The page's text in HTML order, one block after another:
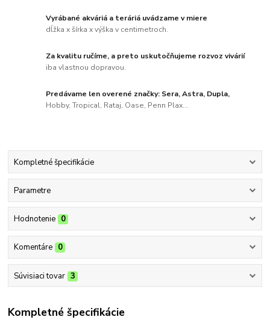
Vyrábané akváriá a teráriá uvádzame v miere
dĺžka x šírka x výška v centimetroch.
Za kvalitu ručíme, a preto uskutočňujeme rozvoz vivárií
iba vlastnou dopravou.
Predávame len overené značky: Sera, Astra, Dupla,
Hobby, Tropical, Rataj, Oase, Penn Plax...
Kompletné špecifikácie
Parametre
Hodnotenie 0
Komentáre 0
Súvisiaci tovar 3
Kompletné špecifikácie